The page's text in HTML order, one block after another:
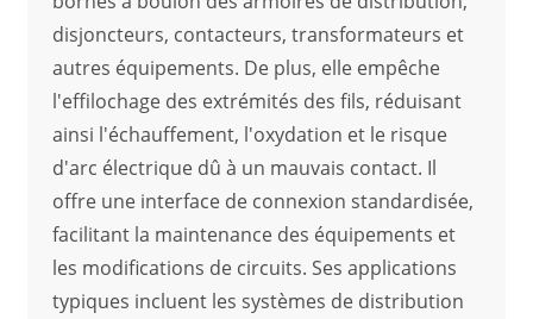
disjoncteurs, contacteurs, transformateurs et
autres équipements. De plus, elle empêche
l'effilochage des extrémités des fils, réduisant
ainsi l'échauffement, l'oxydation et le risque
d'arc électrique dû à un mauvais contact. Il
offre une interface de connexion standardisée,
facilitant la maintenance des équipements et
les modifications de circuits. Ses applications
typiques incluent les systèmes de distribution